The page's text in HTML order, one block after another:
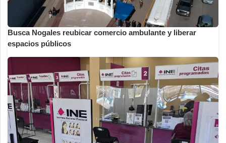
Busca Nogales reubicar comercio ambulante y liberar
espacios públicos